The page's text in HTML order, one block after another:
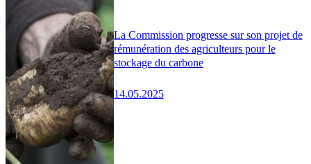
La Commission progresse sur son projet de
rémunération des agriculteurs pour le
stockage du carbone
14.05.2025